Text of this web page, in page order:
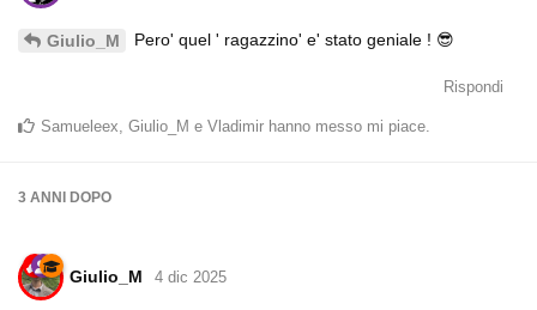
Giulio_M Pero' quel ' ragazzino' e' stato geniale ! 😎
Rispondi
Samueleex, Giulio_M e Vladimir hanno messo mi piace.
3 ANNI DOPO
Giulio_M 4 dic 2025